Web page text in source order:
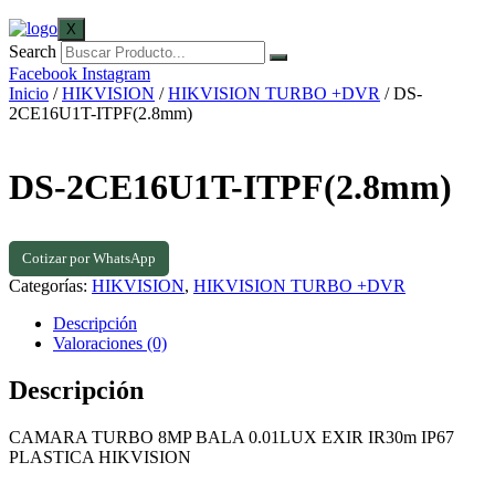
X
Search
Facebook Instagram
Inicio /HIKVISION /HIKVISION TURBO +DVR / DS-
2CE16U1T-ITPF(2.8mm)
DS-2CE16U1T-ITPF(2.8mm)
Cotizar por WhatsApp
Categorías: HIKVISION, HIKVISION TURBO +DVR
Descripción
Valoraciones (0)
Descripción
CAMARA TURBO 8MP BALA 0.01LUX EXIR IR30m IP67
PLASTICA HIKVISION